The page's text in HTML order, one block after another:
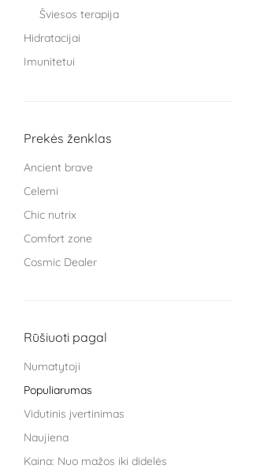
Šviesos terapija
Hidratacijai
Imunitetui
Moterims
Prekės ženklas
Ancient brave
Celemi
Chic nutrix
Comfort zone
Cosmic Dealer
Kingsmith
Rūšiuoti pagal
Numatytoji
Populiarumas
Vidutinis įvertinimas
Naujiena
Kaina: Nuo mažos iki didelės